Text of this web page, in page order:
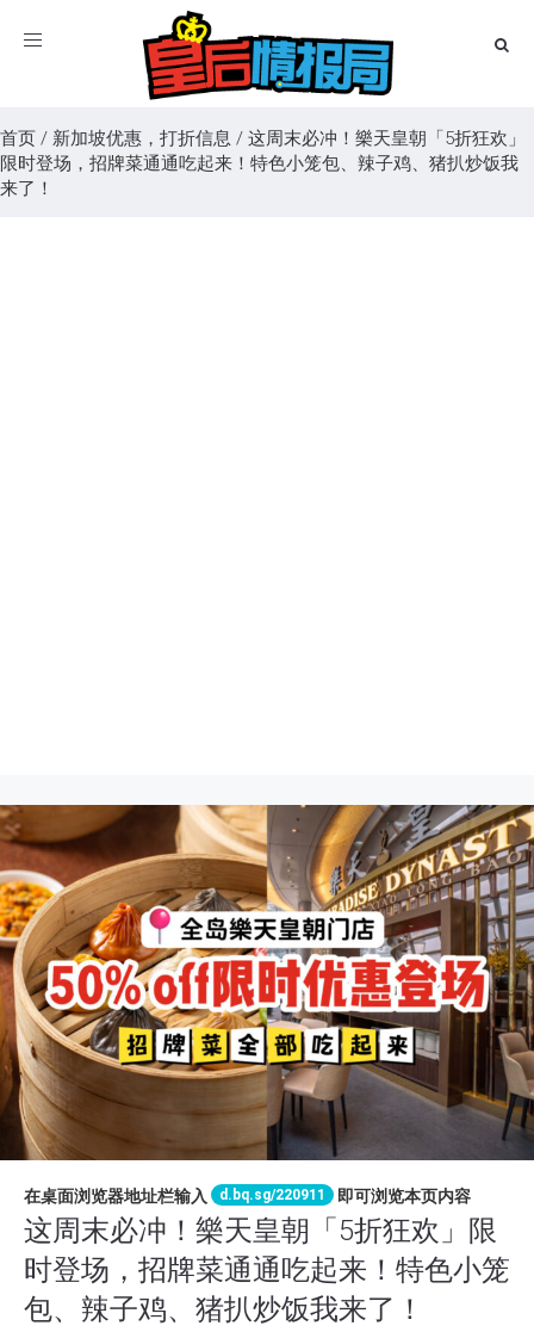
Toggle
首页 / 新加坡优惠，打折信息 / 这周末必冲！樂天皇朝「5折狂欢」
限时登场，招牌菜通通吃起来！特色小笼包、辣子鸡、猪扒炒饭我
来了！
在桌面浏览器地址栏输入 d.bq.sg/220911 即可浏览本页内容
这周末必冲！樂天皇朝「5折狂欢」限
时登场，招牌菜通通吃起来！特色小笼
包、辣子鸡、猪扒炒饭我来了！